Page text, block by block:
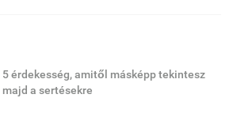
5 érdekesség, amitől másképp tekintesz
majd a sertésekre